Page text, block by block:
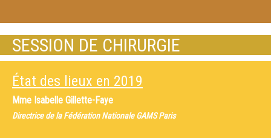
SESSION DE CHIRURGIE
État des lieux en 2019
Mme Isabelle Gillette-Faye
Directrice de la Fédération Nationale GAMS Paris